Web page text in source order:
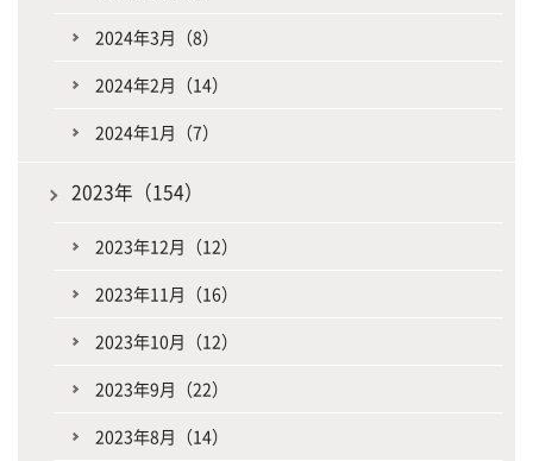
2024年3月（8）
2024年2月（14）
2024年1月（7）
2023年（154）
2023年12月（12）
2023年11月（16）
2023年10月（12）
2023年9月（22）
2023年8月（14）